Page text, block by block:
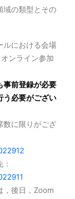
域の類型とその
ルにおける会場
ンライン参加
事前登録が必要
う必要がござい
数に限りがござ
，後日，Zoom